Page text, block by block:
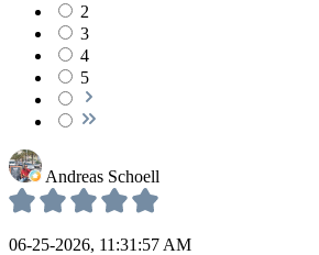
2
3
4
5
Andreas Schoell
06-25-2026, 11:31:57 AM